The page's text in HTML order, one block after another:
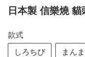
日本製 信樂燒
款式
しろちび まん